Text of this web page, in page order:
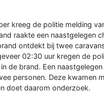
kreeg de politie melding
raakte een naastgelegen
ontdekt bij twee
02:30 uur kregen de
de brand. Een
personen. Deze kwamen
doet daarom onderzoek.